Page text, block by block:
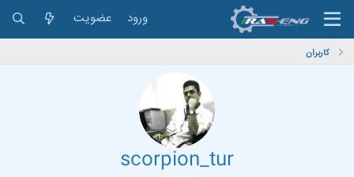
ورود عضویت
کاربران
scorpion_tur